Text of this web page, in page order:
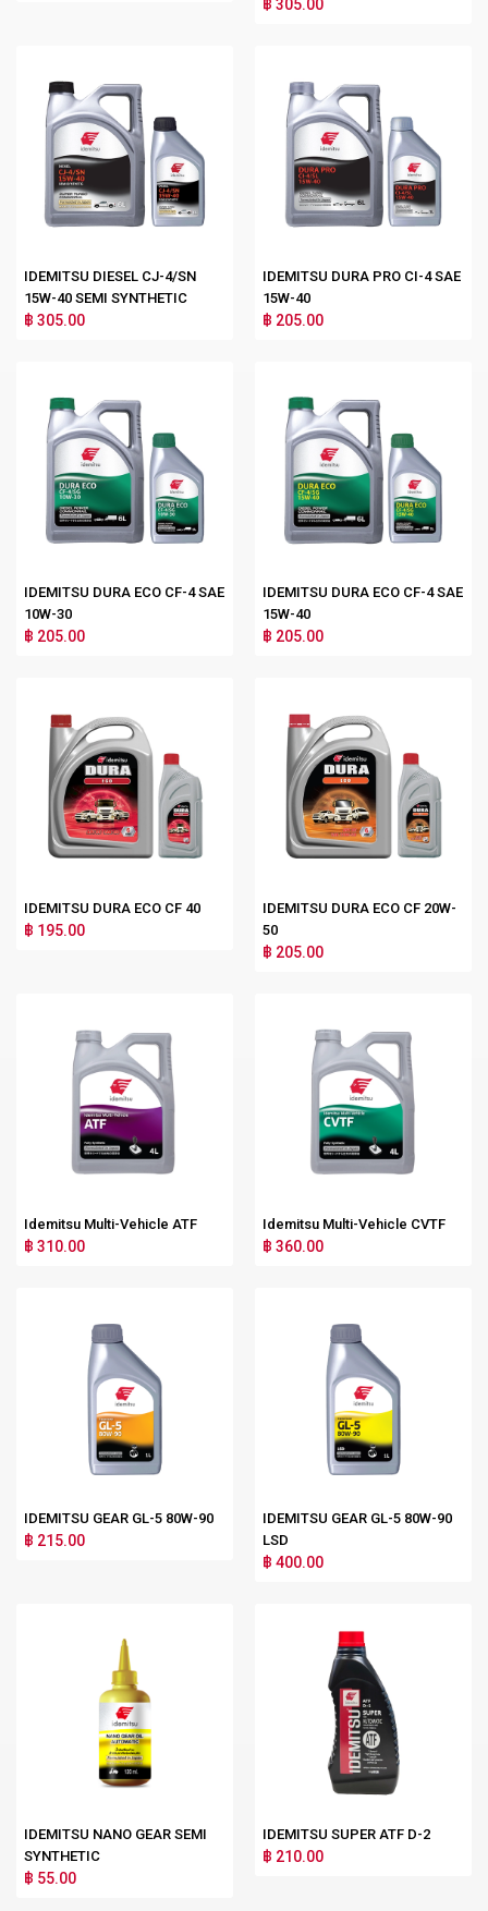
฿ 305.00
IDEMITSU DIESEL CJ-4/SN
15W-40 SEMI SYNTHETIC
฿ 305.00
IDEMITSU DURA PRO CI-4 SAE
15W-40
฿ 205.00
IDEMITSU DURA ECO CF-4 SAE
10W-30
฿ 205.00
IDEMITSU DURA ECO CF-4 SAE
15W-40
฿ 205.00
IDEMITSU DURA ECO CF 40
฿ 195.00
IDEMITSU DURA ECO CF 20W-
50
฿ 205.00
Idemitsu Multi-Vehicle ATF
฿ 310.00
Idemitsu Multi-Vehicle CVTF
฿ 360.00
IDEMITSU GEAR GL-5 80W-90
฿ 215.00
IDEMITSU GEAR GL-5 80W-90
LSD
฿ 400.00
IDEMITSU NANO GEAR SEMI
SYNTHETIC
฿ 55.00
IDEMITSU SUPER ATF D-2
฿ 210.00